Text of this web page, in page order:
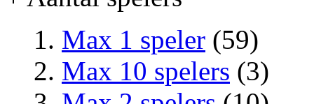
Max 1 speler (59)
Max 10 spelers (3)